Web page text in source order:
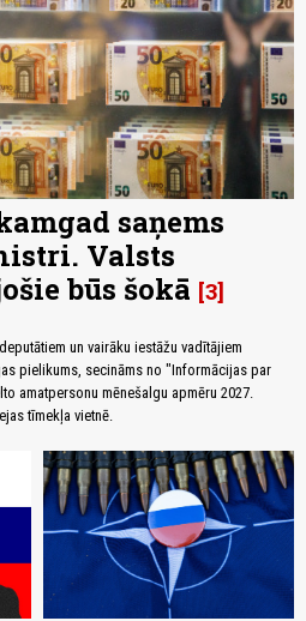
saņems
Valsts
būs šokā 3
un vairāku iestāžu vadītājiem
pielikums, secināms no "Informācijas par
amatpersonu mēnešalgu apmēru 2027.
tīmekļa vietnē.